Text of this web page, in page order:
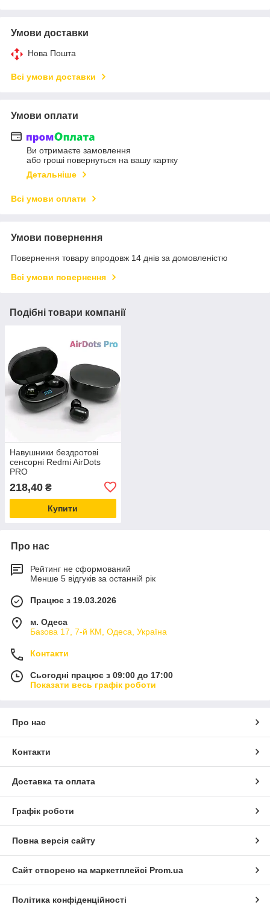
Умови доставки
Нова Пошта
Всі умови доставки
Умови оплати
Ви отримаєте замовлення
або гроші повернуться на вашу картку
Детальніше
Всі умови оплати
Умови повернення
Повернення товару впродовж 14 днів за домовленістю
Всі умови повернення
Подібні товари компанії
Навушники бездротові
сенсорні Redmi AirDots
PRO
218,40 ₴
Купити
Про нас
Рейтинг не сформований
Менше 5 відгуків за останній рік
Працює з 19.03.2026
м. Одеса
Базова 17, 7-й КМ, Одеса, Україна
Контакти
Сьогодні працює з 09:00 до 17:00
Показати весь графік роботи
Про нас
Контакти
Доставка та оплата
Графік роботи
Повна версія сайту
Сайт створено на маркетплейсі Prom.ua
Політика конфіденційності